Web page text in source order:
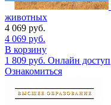
животных
4 069 руб.
4 069 руб.
В корзину
1 809 руб. Онлайн доступ
Ознакомиться